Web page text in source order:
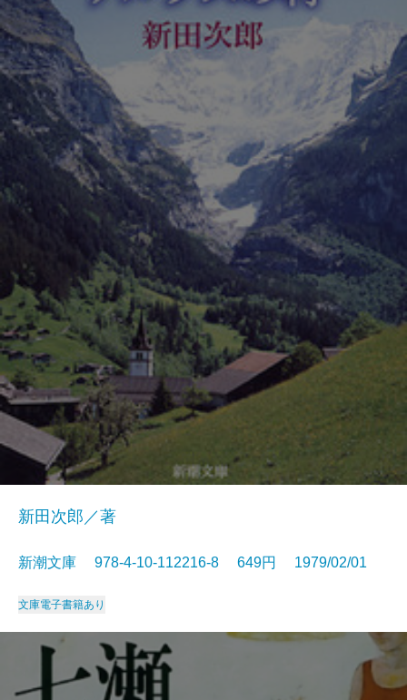
新田次郎／著
新潮文庫 978-4-10-112216-8 649円 1979/02/01
文庫電子書籍あり